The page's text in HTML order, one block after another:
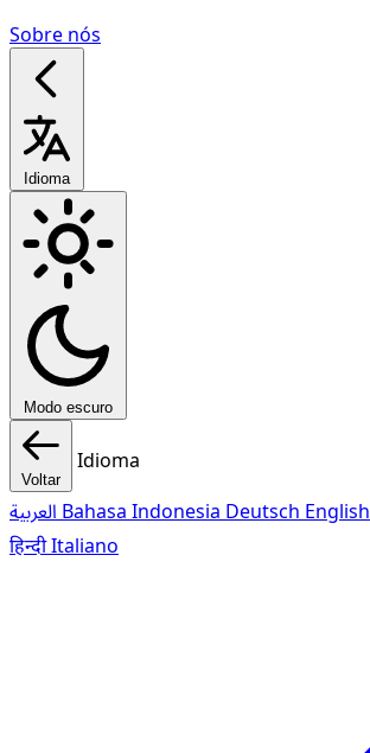
Sobre nós
Idioma
Modo escuro
Voltar
Idioma
Bahasa Indonesia Deutsch English
हिन्दीItaliano